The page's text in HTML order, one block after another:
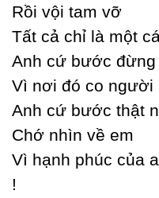
Rồi vội tam vỡ
Tất cả chỉ là một
Anh cứ bước đừng
Vì nơi đó co người
Anh cứ bước thật
Ϲhớ nhìn về em
Vì hạnh phúc của
!